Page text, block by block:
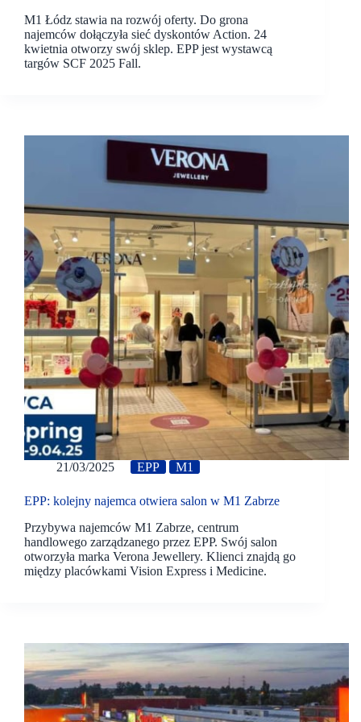
M1 Łódz stawia na rozwój oferty. Do grona
najemców dołączyła sieć dyskontów Action. 24
kwietnia otworzy swój sklep. EPP jest wystawcą
targów SCF 2025 Fall.
21/03/2025 EPP M1
EPP: kolejny najemca otwiera salon w M1 Zabrze
Przybywa najemców M1 Zabrze, centrum
handlowego zarządzanego przez EPP. Swój salon
otworzyła marka Verona Jewellery. Klienci znajdą go
między placówkami Vision Express i Medicine.